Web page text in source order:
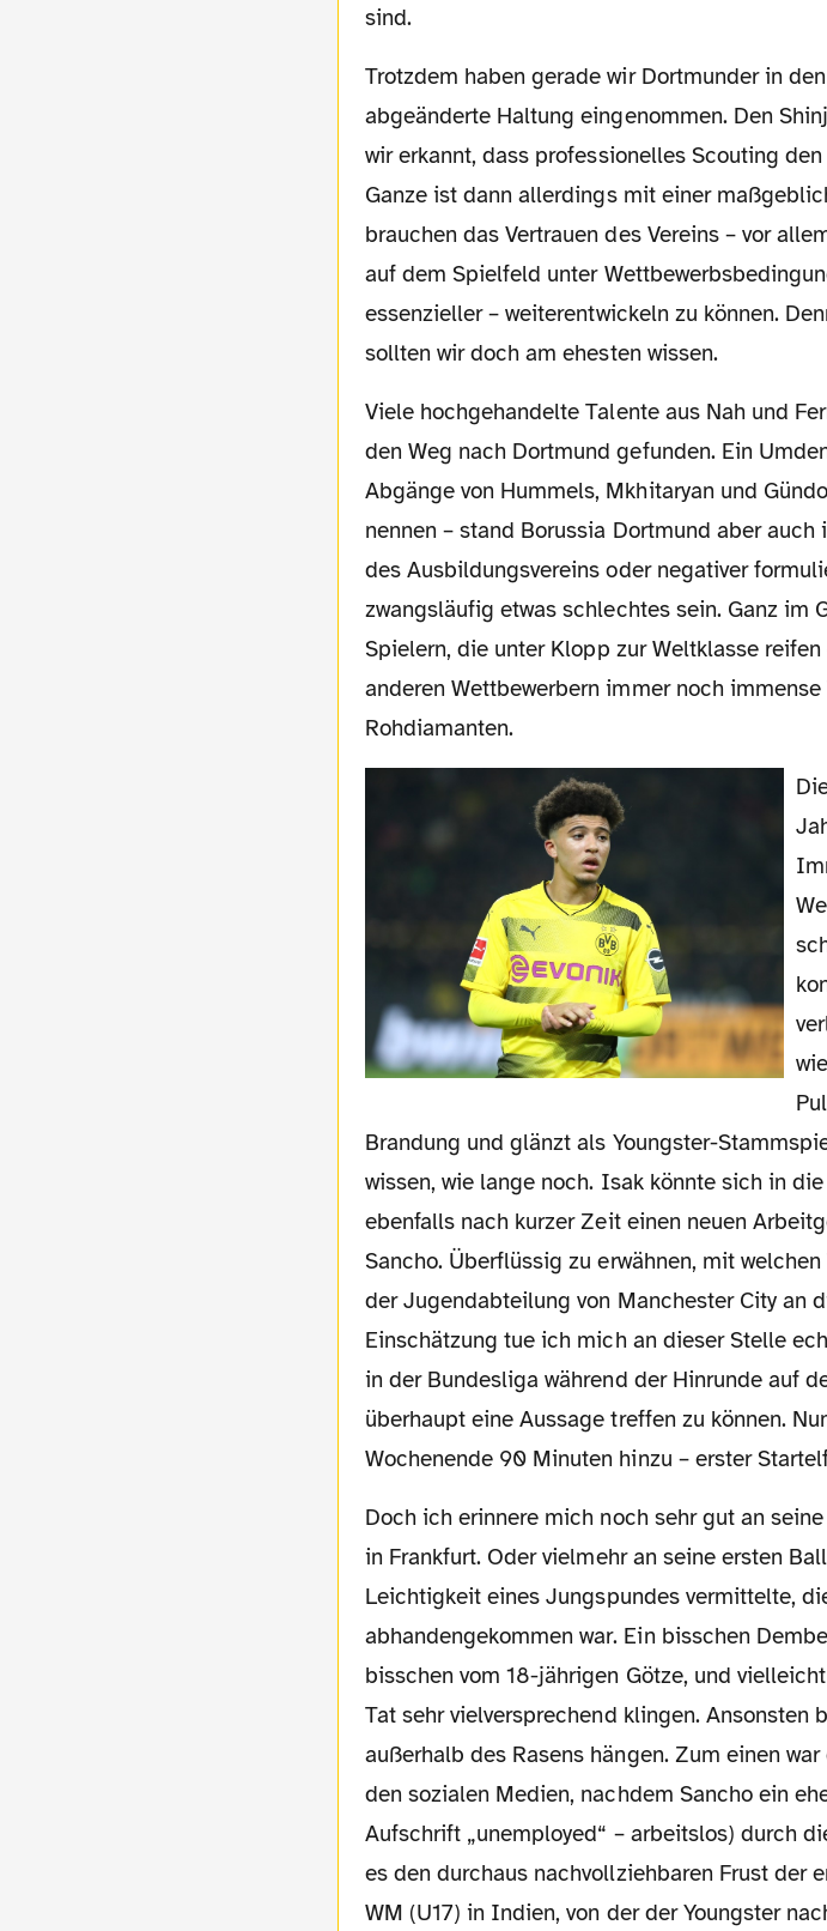
sind.
Trotzdem haben gerade wir Dortmunder in den vergangenen Jahren eine zurecht
abgeänderte Haltung eingenommen. Den
wir erkannt, dass professionelles Scouting
Ganze ist dann allerdings mit einer
brauchen das Vertrauen des Vereins – vor
auf dem Spielfeld unter
essenzieller – weiterentwickeln zu können.
sollten wir doch am ehesten wissen.
Viele hochgehandelte Talente aus Nah und Fern haben in den jüngsten Transferperioden
den Weg nach Dortmund gefunden. Ein
Abgänge von Hummels, Mkhitaryan und
nennen – stand Borussia Dortmund aber
des Ausbildungsvereins oder negativer
zwangsläufig etwas schlechtes sein. Ganz im
Spielern, die unter Klopp zur Weltklasse
anderen Wettbewerbern immer noch
Rohdiamanten.
Die Sache brachte in den letzten beiden
Brandung und glänzt als Youngster-
wissen, wie lange noch. Isak könnte sich in
ebenfalls nach kurzer Zeit einen neuen
Sancho. Überflüssig zu erwähnen, mit
der Jugendabteilung von Manchester City an
Einschätzung tue ich mich an dieser Stelle
in der Bundesliga während der Hinrunde auf
überhaupt eine Aussage treffen zu können.
Wochenende 90 Minuten hinzu – erster
Doch ich erinnere mich noch sehr gut an seine erste Einwechslung beim Auswärtsspiel
in Frankfurt. Oder vielmehr an seine ersten
Leichtigkeit eines Jungspundes vermittelte,
abhandengekommen war. Ein bisschen
bisschen vom 18-jährigen Götze, und
Tat sehr vielversprechend klingen. Ansonsten
außerhalb des Rasens hängen. Zum einen
den sozialen Medien, nachdem Sancho ein
Aufschrift „unemployed“ – arbeitslos) durch
es den durchaus nachvollziehbaren Frust der
WM (U17) in Indien, von der der Youngster